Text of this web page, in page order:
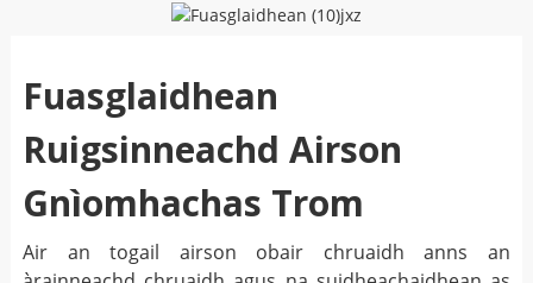
Fuasglaidhean
Ruigsinneachd Airson
Gnìomhachas Trom
Air an togail airson obair chruaidh anns an